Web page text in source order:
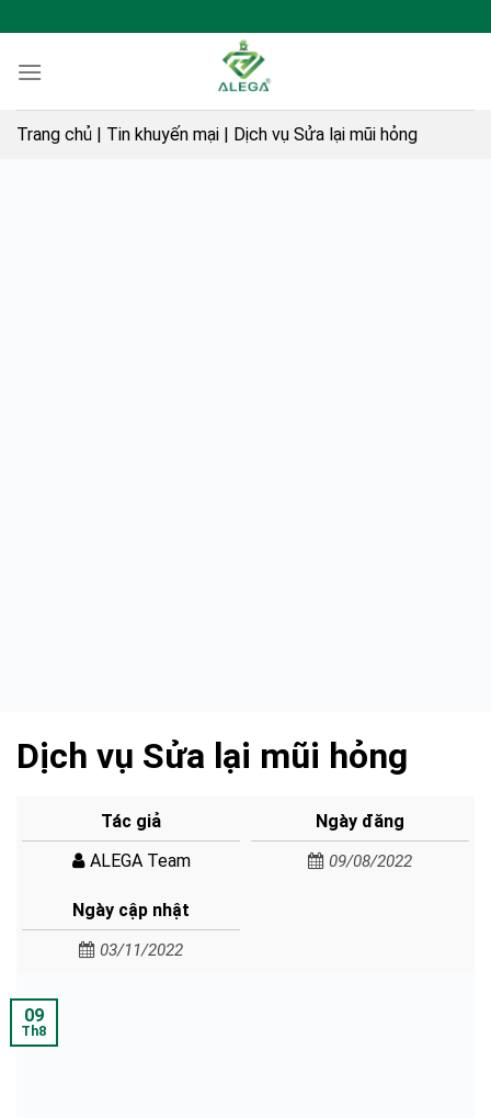
to
content
Trang chủ | Tin khuyến mại | Dịch vụ Sửa lại mũi hỏng
Dịch vụ Sửa lại mũi hỏng
Tác giả
ALEGA Team
Ngày đăng
09/08/2022
Ngày cập nhật
03/11/2022
09
Th8